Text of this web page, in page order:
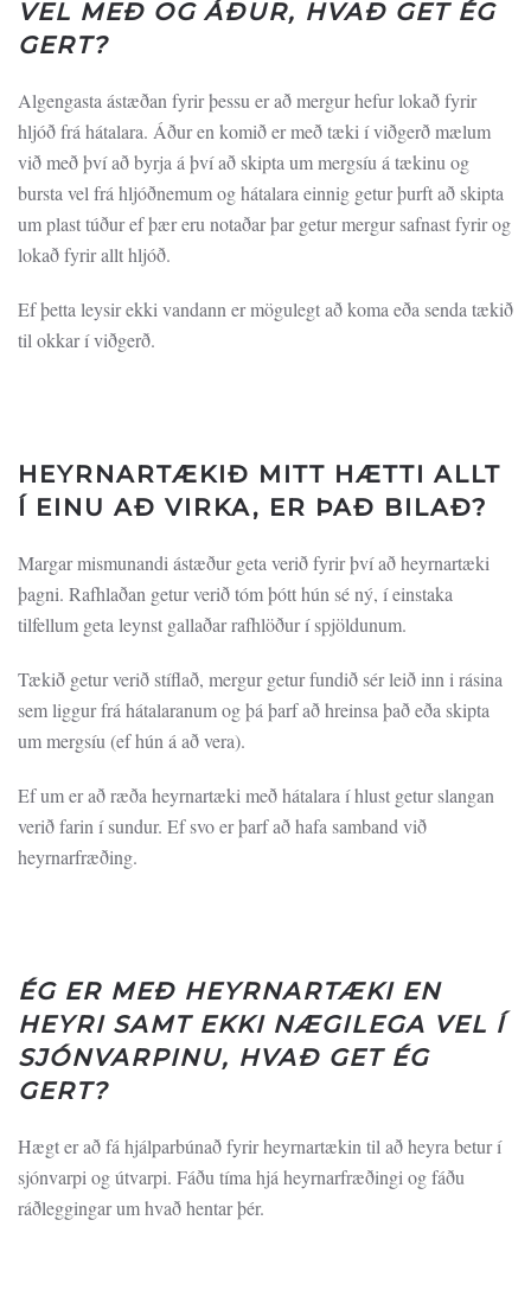
VEL MEÐ OG ÁÐUR, HVAÐ GET ÉG
GERT?
Algengasta ástæðan fyrir þessu er að mergur hefur lokað fyrir
hljóð frá hátalara. Áður en komið er með tæki í viðgerð mælum
við með því að byrja á því að skipta um mergsíu á tækinu og
bursta vel frá hljóðnemum og hátalara einnig getur þurft að skipta
um plast túður ef þær eru notaðar þar getur mergur safnast fyrir og
lokað fyrir allt hljóð.
Ef þetta leysir ekki vandann er mögulegt að koma eða senda tækið
til okkar í viðgerð.
HEYRNARTÆKIÐ MITT HÆTTI ALLT
Í EINU AÐ VIRKA, ER ÞAÐ BILAÐ?
Margar mismunandi ástæður geta verið fyrir því að heyrnartæki
þagni. Rafhlaðan getur verið tóm þótt hún sé ný, í einstaka
tilfellum geta leynst gallaðar rafhlöður í spjöldunum.
Tækið getur verið stíflað, mergur getur fundið sér leið inn i rásina
sem liggur frá hátalaranum og þá þarf að hreinsa það eða skipta
um mergsíu (ef hún á að vera).
Ef um er að ræða heyrnartæki með hátalara í hlust getur slangan
verið farin í sundur. Ef svo er þarf að hafa samband við
heyrnarfræðing.
ÉG ER MEÐ HEYRNARTÆKI EN
HEYRI SAMT EKKI NÆGILEGA VEL Í
SJÓNVARPINU, HVAÐ GET ÉG
GERT?
Hægt er að fá hjálparbúnað fyrir heyrnartækin til að heyra betur í
sjónvarpi og útvarpi. Fáðu tíma hjá heyrnarfræðingi og fáðu
ráðleggingar um hvað hentar þér.